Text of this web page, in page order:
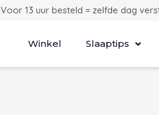
Voor 13 uur besteld = zelfde dag
Winkel Slaaptips